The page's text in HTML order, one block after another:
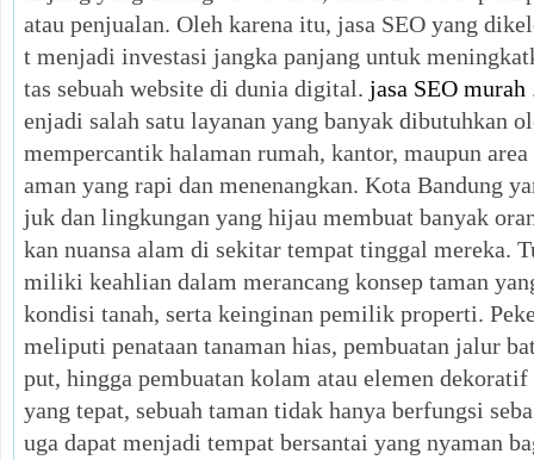
atau penjualan. Oleh karena itu, jasa SEO yang
t menjadi investasi jangka panjang untuk
tas sebuah website di dunia digital. jasa SEO murah
enjadi salah satu layanan yang banyak dibutuhkan
mempercantik halaman rumah, kantor, maupun
aman yang rapi dan menenangkan. Kota Bandung
juk dan lingkungan yang hijau membuat banyak
kan nuansa alam di sekitar tempat tinggal mereka.
miliki keahlian dalam merancang konsep taman
kondisi tanah, serta keinginan pemilik properti.
meliputi penataan tanaman hias, pembuatan jalur
put, hingga pembuatan kolam atau elemen
yang tepat, sebuah taman tidak hanya berfungsi
uga dapat menjadi tempat bersantai yang nyaman